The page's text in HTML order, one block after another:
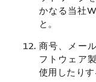
かなる当社
と。
商号、メー
フトウェア
使用したりす